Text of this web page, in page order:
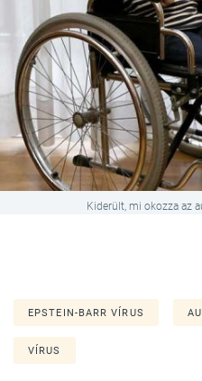
Kiderült, mi okozza az
EPSTEIN-BARR VÍRUS
VÍRUS